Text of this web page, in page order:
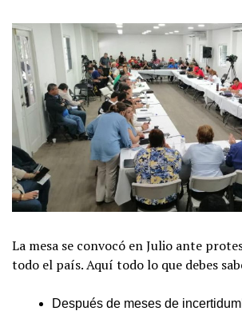
La mesa se convocó en Julio ante
todo el país. Aquí todo lo que debes
Después de meses de